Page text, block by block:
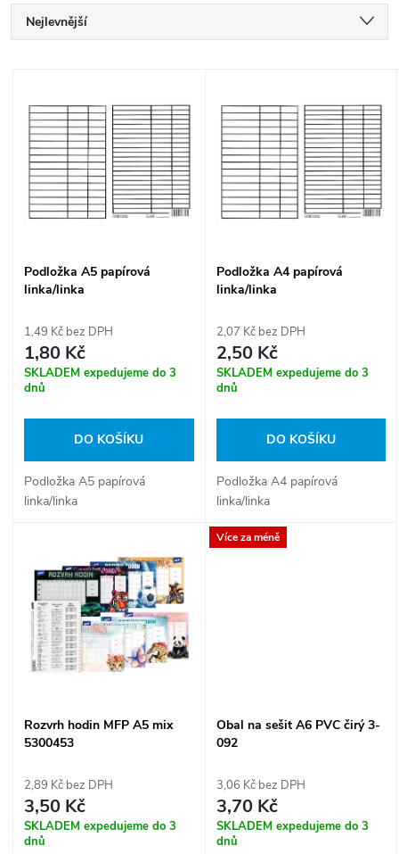
Ř
n
p
o
d
u
k
Nejlevnější
Abecedně
p
s
o
u
Podložka A5 papírová
linka/linka
1,49 Kč bez DPH
1,80 Kč
SKLADEM expedujeme do 3
dnů
DO KOŠÍKU
Podložka A5 papírová
linka/linka
Podložka A4 papírová
linka/linka
2,07 Kč bez DPH
2,50 Kč
SKLADEM expedujeme do 3
dnů
DO KOŠÍKU
Podložka A4 papírová
linka/linka
Rozvrh hodin MFP A5 mix
5300453
2,89 Kč bez DPH
3,50 Kč
SKLADEM expedujeme do 3
dnů
Více za méně
Obal na sešit A6 PVC čirý 3-
092
3,06 Kč bez DPH
3,70 Kč
SKLADEM expedujeme do 3
dnů